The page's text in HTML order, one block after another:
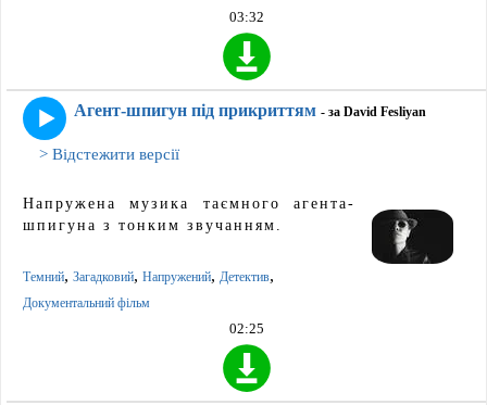
03:32
Агент-шпигун під прикриттям - за David Fesliyan
> Відстежити версії
Напружена музика таємного агента-
шпигуна з тонким звучанням.
Темний, Загадковий, Напружений, Детектив,
Документальний фільм
02:25